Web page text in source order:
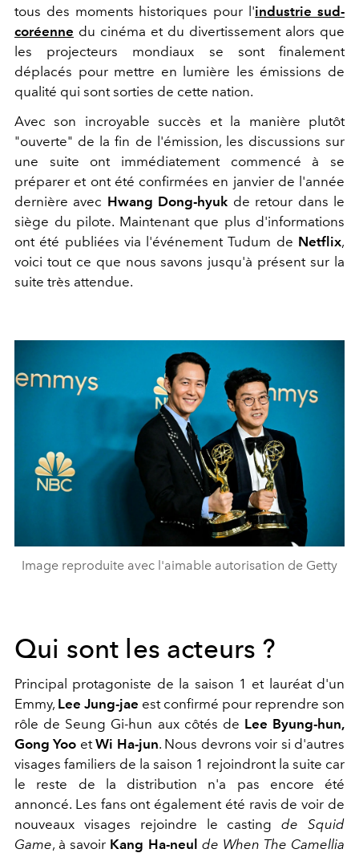
tous des moments historiques pour l'industrie sud-
coréenne du cinéma et du divertissement alors que
les projecteurs mondiaux se sont finalement
déplacés pour mettre en lumière les émissions de
qualité qui sont sorties de cette nation.
Avec son incroyable succès et la manière plutôt
"ouverte" de la fin de l'émission, les discussions sur
une suite ont immédiatement commencé à se
préparer et ont été confirmées en janvier de l'année
dernière avec Hwang Dong-hyuk de retour dans le
siège du pilote. Maintenant que plus d'informations
ont été publiées via l'événement Tudum de Netflix,
voici tout ce que nous savons jusqu'à présent sur la
suite très attendue.
Image reproduite avec l'aimable autorisation de Getty
Qui sont les acteurs ?
Principal protagoniste de la saison 1 et lauréat d'un
Emmy, Lee Jung-jae est confirmé pour reprendre son
rôle de Seung Gi-hun aux côtés de Lee Byung-hun,
Gong Yoo etWi Ha-jun. Nous devrons voir si d'autres
visages familiers de la saison 1 rejoindront la suite car
le reste de la distribution n'a pas encore été
annoncé. Les fans ont également été ravis de voir de
nouveaux visages rejoindre le castingde Squid
Game, à savoir Kang Ha-neul de When The Camellia